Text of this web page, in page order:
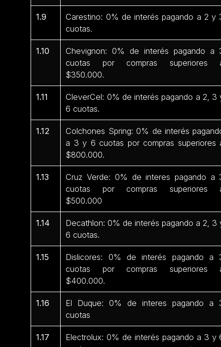
1.9
Carestino: 0% de interés pagando a 2 y
cuotas.
1.10
Chevignon: 0% de interés pagando a
cuotas por compras superiores
$350.000.
1.11
CleverCel: 0% de interés pagando a 2, 3
6 cuotas.
1.12
Colchones Spring: 0% de interés
a 3 y 6 cuotas por compras superiores
$800.000.
1.13
Cruz Verde: 0% de interes pagando a
cuotas por compras superiores
$500.000
1.14
Decathlon: 0% de interés pagando a 2, 3
6 cuotas.
1.15
Dislicores: 0% de interés pagando a
cuotas por compras superiores
$400.000.
1.16
El Duque: 0% de interes pagando a
cuotas
1.17
Electrolux: 0% de interés pagando a 3 y